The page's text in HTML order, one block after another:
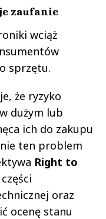
zaufanie
wciąż
sprzętu.
że ryzyko
dużym lub
ich do zakupu
ten problem
Right to
oraz
ocenę stanu